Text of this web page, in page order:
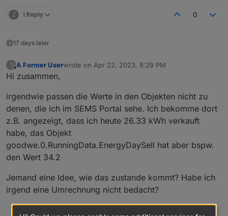
Z 1 Reply 0
17 days later
? A Former Userwrote on Apr 22, 2023, 8:29 PM
last edited by
Hi zusammen,
irgendwie passen die Werte in den Objekten nicht zu
denen, die ich im SEMS Portal sehe. Ich bekomme dort
z.B. angezeigt, dass ich heute 26.33 kWh verkauft
habe, das Objekt
goodwe.0.RunningData.EnergyDaySell hat aber bspw.
den Wert 34.2
Jemand eine Idee, wie das zustande kommt? Habe ich
irgend eine Umrechnung nicht bedacht?